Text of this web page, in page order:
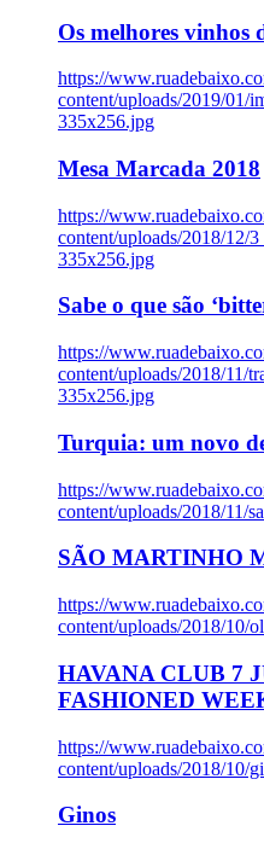
Os melhores vinhos
https://
content/uploads/2019/01/
335x256.jpg
Mesa Marcada 2018
https://
content/uploads/2018/12/
335x256.jpg
Sabe o que são
https://
content/uploads/2018/11/
335x256.jpg
Turquia: um novo
https://
content/uploads/2018/11/
SÃO MARTINHO
https://
content/uploads/2018/10/
HAVANA CLUB 7
FASHIONED
https://
content/uploads/2018/10/
Ginos